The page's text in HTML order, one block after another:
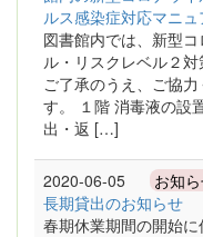
ルス感染症対応マニュ
図書館内では、新型
ル・リスクレベル２対
ご了承のうえ、ご協
す。 １階 消毒液の設
出・返 […]
2020-06-05 お知
長期貸出のお知らせ
春期休業期間の開始に